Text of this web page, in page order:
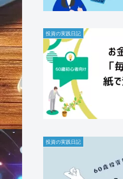
投資の実践日記
投資の実践日記